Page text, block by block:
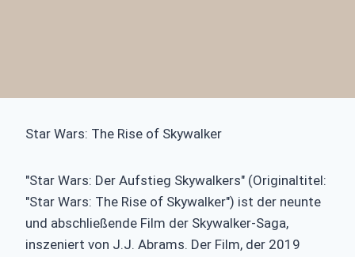
Star Wars: The Rise of Skywalker
"Star Wars: Der Aufstieg Skywalkers" (Originaltitel:
"Star Wars: The Rise of Skywalker") ist der neunte
und abschließende Film der Skywalker-Saga,
inszeniert von J.J. Abrams. Der Film, der 2019